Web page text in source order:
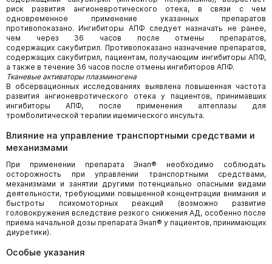
риск развития ангионевротического отека, в связи с чем
одновременное применение указанных препаратов
противопоказано. Ингибиторы АПФ следует назначать не ранее,
чем через 36 часов после отмены препаратов,
содержащих сакубитрил. Противопоказано назначение препаратов,
содержащих сакубитрил, пациентам, получающим ингибиторы АПФ,
а также в течение 36 часов после отмены ингибиторов АПФ.
Тканевые активаторы плазминогена
В обсервационных исследованиях выявлена повышенная частота
развития ангионевротического отека у пациентов, принимавших
ингибиторы АПФ, после применения алтеплазы для
тромболитической терапии ишемического инсульта.
Влияние на управление транспортными средствами и
механизмами
При применении препарата Энап® необходимо соблюдать
осторожность при управлении транспортными средствами,
механизмами и занятии другими потенциально опасными видами
деятельности, требующими повышенной концентрации внимания и
быстроты психомоторных реакций (возможно развитие
головокружения вследствие резкого снижения АД, особенно после
приема начальной дозы препарата Энап® у пациентов, принимающих
диуретики).
Особые указания